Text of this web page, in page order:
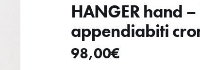
HANGER hand
appendiabiti
98,00€